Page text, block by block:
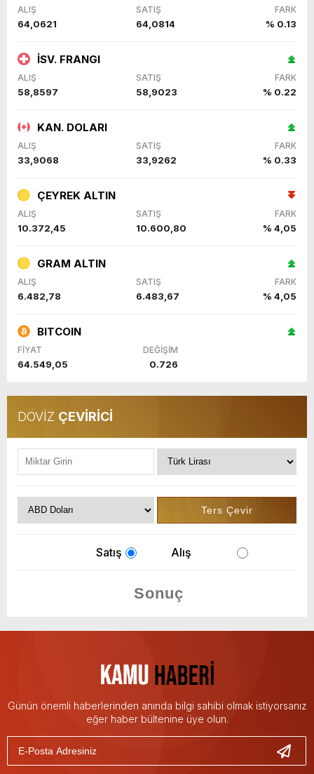
ALIŞ SATIŞ FARK
64,0621 64,0814 % 0.13
İSV. FRANGI
ALIŞ SATIŞ FARK
58,8597 58,9023 % 0.22
KAN. DOLARI
ALIŞ SATIŞ FARK
33,9068 33,9262 % 0.33
ÇEYREK ALTIN
ALIŞ SATIŞ FARK
10.372,45 10.600,80 % 4,05
GRAM ALTIN
ALIŞ SATIŞ FARK
6.482,78 6.483,67 % 4,05
BITCOIN
FİYAT DEĞİŞİM
64.549,05 0.726
DÖVİZ ÇEVİRİCİ
Satış Alış
Günün önemli haberlerinden anında bilgi sahibi olmak istiyorsanız
eğer haber bültenine üye olun.